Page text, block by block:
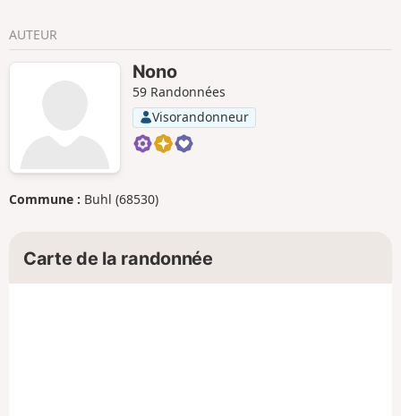
AUTEUR
Nono
59 Randonnées
Visorandonneur
Commune : Buhl (68530)
Carte de la randonnée